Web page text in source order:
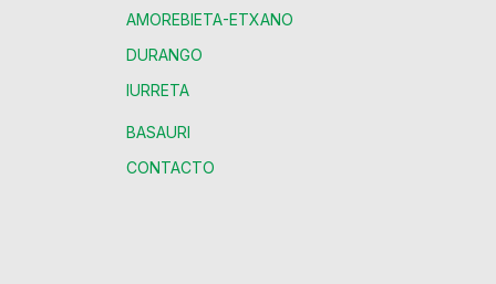
AMOREBIETA-ETXANO
DURANGO
IURRETA
BASAURI
CONTACTO